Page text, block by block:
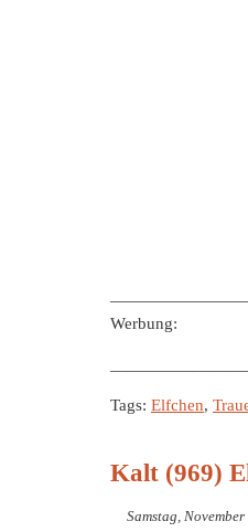
Werbung:
Tags: Elfchen,
Kalt (969)
Samstag,